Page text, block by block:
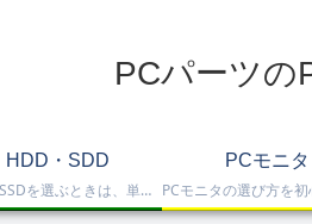
PCパーツの
HDD・SDD
HDD・SSDを選ぶときは、単に容量だけを見るのではなく、保存重視なのか、高速化したいのか、NAS運用なのか、外付けで使いたいのかまで整理して選ぶことが大切です。このカテゴリでは、HDDとSSDの基本的な違いを踏まえつつ、保存容量をしっかり確保したい方向けのHDD、高速起動や作業効率を重視したい方向けのSSD、さらにNAS向けHDDやNVMe SSD、SATA SSD、外付けストレージまで比較しや…
PCモニタ